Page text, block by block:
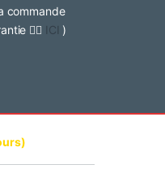
commande
👉🏽 ICI )